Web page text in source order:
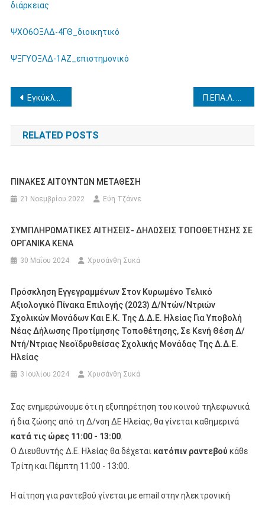
διάρκειας
ΨΧΟ6ΟΞΛΔ-4ΓΘ_διοικητικό
ΨΞΓΥΟΞΛΔ-1ΑΖ_επιστημονικό
Πλοήγηση
άρθρων
Eγκύκλιοι για τις αποσπάσεις μελών ΕΕΠ-ΕΒΠ σε περιοχές/ΚΕ.Δ.Α.Σ.Υ./Σ.Δ.Ε.Υ. των ΚΕ.Δ.Α.Σ.Υ. και σε υπηρεσίες και φορείς αρμοδιότητας του Υπουργείου Παιδείας και Θρησκευμάτων σχολικού έτους 2023-2024
RELATED POSTS
ΠΙΝΑΚΕΣ ΑΙΤΟΥΝΤΩΝ ΜΕΤΑΘΕΣΗ
21 Νοεμβρίου 2022 Εύη Τζάννε
ΣΥΜΠΛΗΡΩΜΑΤΙΚEΣ ΑΙΤΗΣΕΙΣ- ΔΗΛΩΣΕΙΣ ΤΟΠΟΘΕΤΗΣΗΣ ΣΕ
ΟΡΓΑΝΙΚΑ ΚΕΝΑ
30 Μαΐου 2024 Χρυσάνθη Συκά
Πρόσκληση Εγγεγραμμένων Στον Κυρωμένο Τελικό
Αξιολογικό Πίνακα Επιλογής (2023) Δ/ντών/ντριών
Σχολικών Μονάδων Και Ε.Κ. Της Δ.Δ.Ε. Ηλείας Για Υποβολή
Νέας Δήλωσης Προτίμησης Τοποθέτησης, Σε Κενή Θέση Δ/
Ντή/ντριας Νεοϊδρυθείσας Σχολικής Μονάδας Της Δ.Δ.Ε.
Ηλείας
3 Ιουλίου 2024 Χρυσάνθη Συκά
Σας ενημερώνουμε ότι η εξυπηρέτηση του κοινού τηλεφωνικά
ή δια ζώσης από τη Δ/νση ΔΕ Ηλείας, θα γίνεται καθημερινά
κατά τις ώρες 11:00 - 13:00.
Ο Διευθυντής Δ.Ε. Ηλείας θα δέχεται κατόπιν ραντεβού κάθε
Τρίτη και Πέμπτη 11:00 - 13:00.
Η αίτηση για ραντεβού γίνεται με email στην ηλεκτρονική